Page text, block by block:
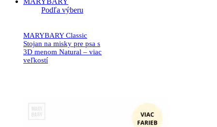
Podľa výberu
MARYBARY Classic
Stojan na misky pre psa s
3D menom Natural – viac
veľkostí